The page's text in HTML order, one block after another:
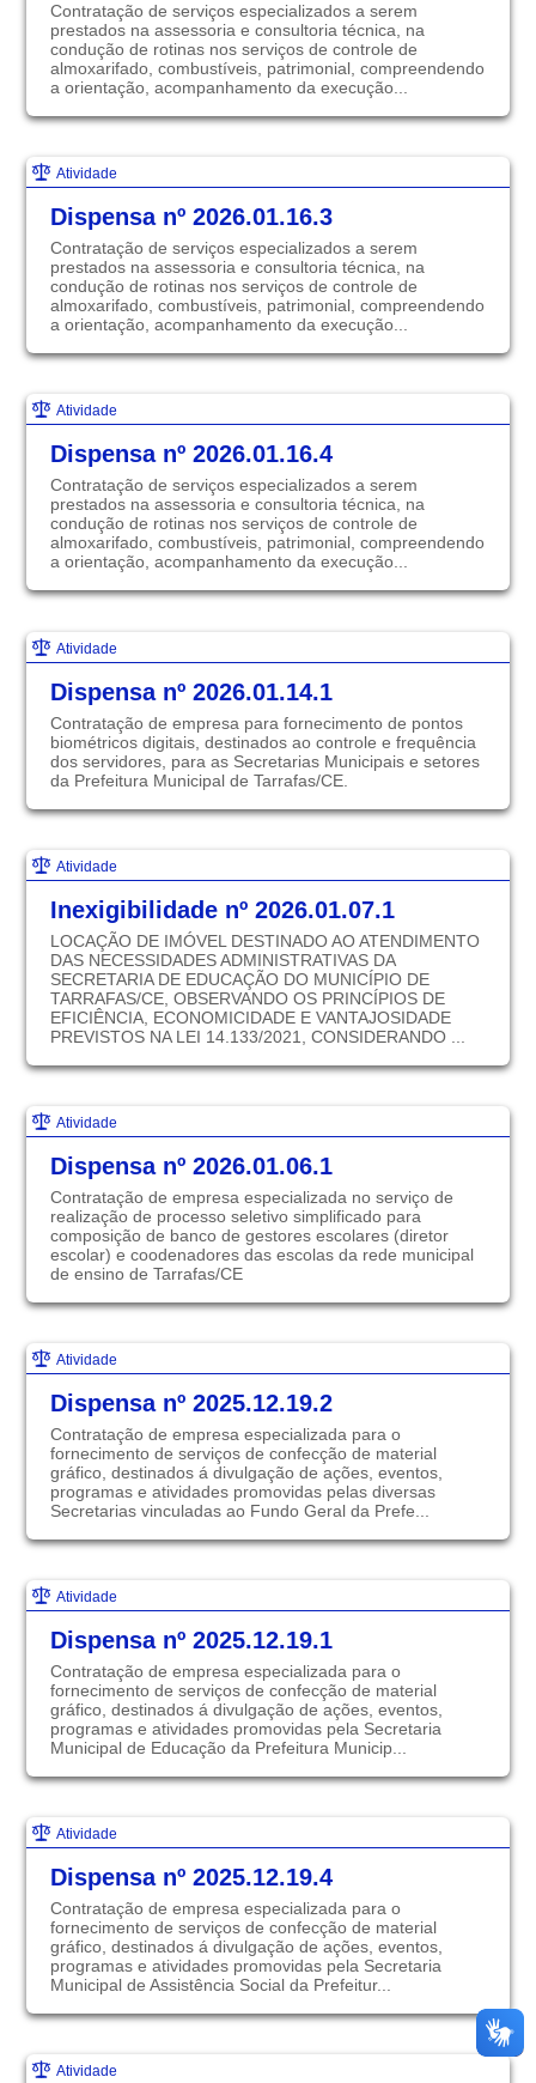
Contratação de serviços especializados a serem
prestados na assessoria e consultoria técnica, na
condução de rotinas nos serviços de controle de
almoxarifado, combustíveis, patrimonial, compreendendo
a orientação, acompanhamento da execução...
Atividade
Dispensa nº 2026.01.16.3
Contratação de serviços especializados a serem
prestados na assessoria e consultoria técnica, na
condução de rotinas nos serviços de controle de
almoxarifado, combustíveis, patrimonial, compreendendo
a orientação, acompanhamento da execução...
Atividade
Dispensa nº 2026.01.16.4
Contratação de serviços especializados a serem
prestados na assessoria e consultoria técnica, na
condução de rotinas nos serviços de controle de
almoxarifado, combustíveis, patrimonial, compreendendo
a orientação, acompanhamento da execução...
Atividade
Dispensa nº 2026.01.14.1
Contratação de empresa para fornecimento de pontos
biométricos digitais, destinados ao controle e frequência
dos servidores, para as Secretarias Municipais e setores
da Prefeitura Municipal de Tarrafas/CE.
Atividade
Inexigibilidade nº 2026.01.07.1
LOCAÇÃO DE IMÓVEL DESTINADO AO ATENDIMENTO
DAS NECESSIDADES ADMINISTRATIVAS DA
SECRETARIA DE EDUCAÇÃO DO MUNICÍPIO DE
TARRAFAS/CE, OBSERVANDO OS PRINCÍPIOS DE
EFICIÊNCIA, ECONOMICIDADE E VANTAJOSIDADE
PREVISTOS NA LEI 14.133/2021, CONSIDERANDO ...
Atividade
Dispensa nº 2026.01.06.1
Contratação de empresa especializada no serviço de
realização de processo seletivo simplificado para
composição de banco de gestores escolares (diretor
escolar) e coodenadores das escolas da rede municipal
de ensino de Tarrafas/CE
Atividade
Dispensa nº 2025.12.19.2
Contratação de empresa especializada para o
fornecimento de serviços de confecção de material
gráfico, destinados á divulgação de ações, eventos,
programas e atividades promovidas pelas diversas
Secretarias vinculadas ao Fundo Geral da Prefe...
Atividade
Dispensa nº 2025.12.19.1
Contratação de empresa especializada para o
fornecimento de serviços de confecção de material
gráfico, destinados á divulgação de ações, eventos,
programas e atividades promovidas pela Secretaria
Municipal de Educação da Prefeitura Municip...
Atividade
Dispensa nº 2025.12.19.4
Contratação de empresa especializada para o
fornecimento de serviços de confecção de material
gráfico, destinados á divulgação de ações, eventos,
programas e atividades promovidas pela Secretaria
Municipal de Assistência Social da Prefeitur...
Atividade